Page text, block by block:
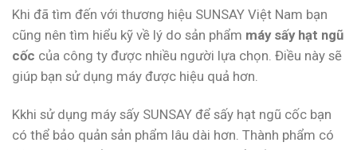
Khi đã tìm đến với thương hiệu SUNSAY Việt Nam bạn
cũng nên tìm hiểu kỹ về lý do sản phẩm máy sấy hạt ngũ
cốc của công ty được nhiều người lựa chọn. Điều này sẽ
giúp bạn sử dụng máy được hiệu quả hơn.
Kkhi sử dụng máy sấy SUNSAY để sấy hạt ngũ cốc bạn
có thể bảo quản sản phẩm lâu dài hơn. Thành phẩm có